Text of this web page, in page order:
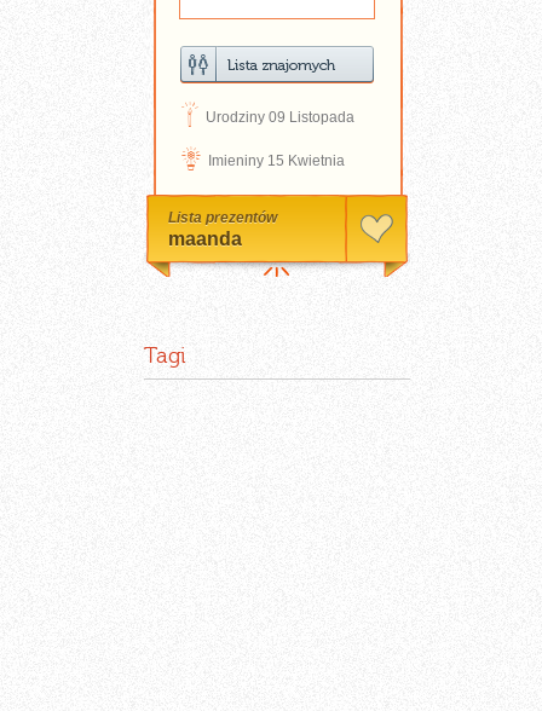
D Urodziny 09 Listopada
N Imieniny 15 Kwietnia
Lista prezentów
maanda
Tagi